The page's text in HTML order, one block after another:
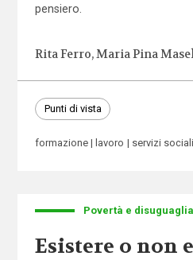
pensiero.
Rita Ferro Maria Pina
Punti di vista
formazione lavoro servizi sociali
Povertà e
Esistere o non